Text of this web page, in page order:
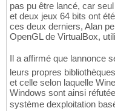
pas pu être lancé, car
et deux jeux 64 bits ont
ces deux derniers, Alan
OpenGL de VirtualBox,
Il a affirmé que lannonce
leurs propres
et celle selon laquelle
Windows sont ainsi
système dexploitation